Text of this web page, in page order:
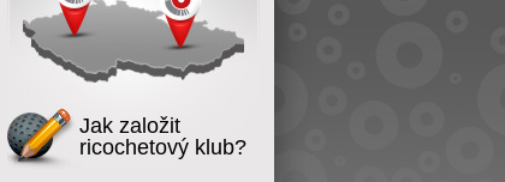
Jak založit
ricochetový klub?